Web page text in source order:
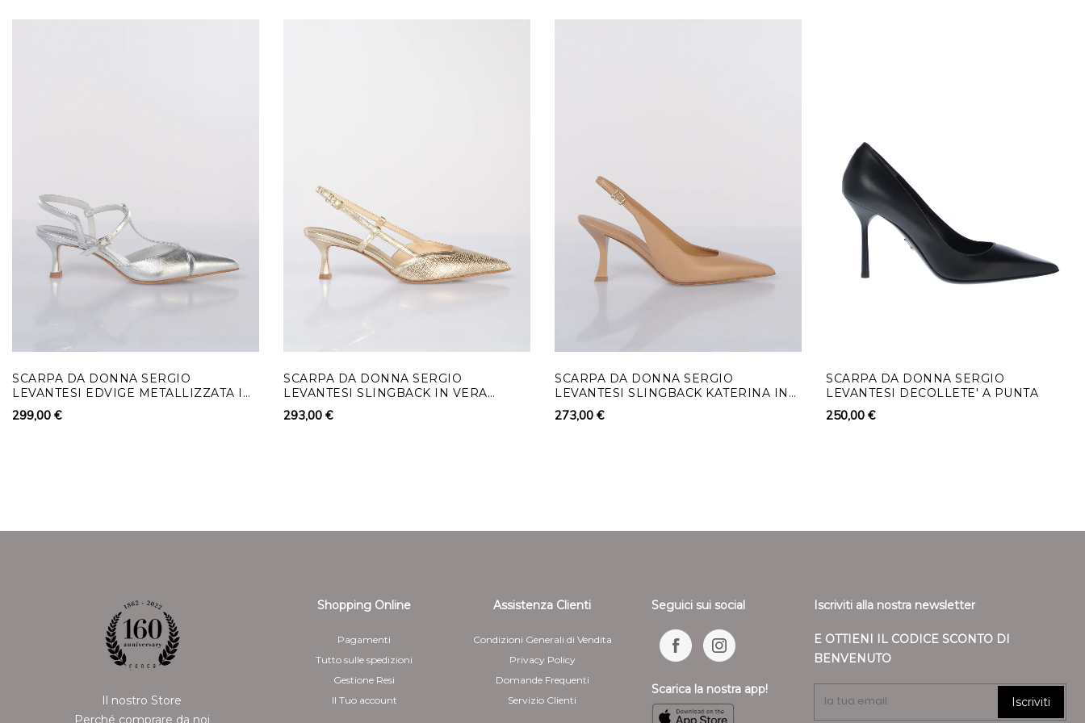
l'informativa sulla privacy
l'acquisto indicando nel modulo d'ordine a Ronca 1862 srl un riferimento di Partita
che contiene un numero di autorizzazione che dovrà essere attaccato all'esterno
dell'involucro in cui verrà collocato fisicamente il prodotto e fatto pervenire a Ronca
1862 srl , senza indebito ritardo, entro 14 giorni lavorativi dall'autorizzazione al
recesso.
4 - Al cliente che recede, per i prodotti coperti da diritto di recesso, saranno
rimborsati i pagamenti effettuati, comprensivi dei costi di consegna (ad eccezione
dei costi supplementari derivanti dalla eventuale scelta di un tipo di consegna
rimborso su diverso mezzo di pagamento. In tale caso saranno a carico del cliente
eventuali costi aggiuntivi derivanti dal diverso mezzo di pagamento scelto. Il
rimborso può essere sospeso fino al ricevimento dei beni oppure fino allíavvenuta
SCARPA DA DONNA SERGIO
LEVANTESI EDVIGE METALLIZZATA IN
VERA PELLE
299,00 €
SCARPA DA DONNA SERGIO
LEVANTESI SLINGBACK IN VERA
PELLE EFFETTO RAFFIA
293,00 €
SCARPA DA DONNA SERGIO
LEVANTESI SLINGBACK KATERINA IN
VERA PELLE
273,00 €
SCARPA DA DONNA SERGIO
LEVANTESI DECOLLETE' A PUNTA
250,00 €
Il nostro Store
Perché comprare da noi
Shopping Online
Pagamenti
Tutto sulle spedizioni
Gestione Resi
Il Tuo account
Assistenza Clienti
Condizioni Generali di Vendita
Privacy Policy
Domande Frequenti
Servizio Clienti
Seguici sui social
Scarica la nostra app!
Iscriviti alla nostra newsletter
E OTTIENI IL CODICE SCONTO DI
BENVENUTO
Iscriviti